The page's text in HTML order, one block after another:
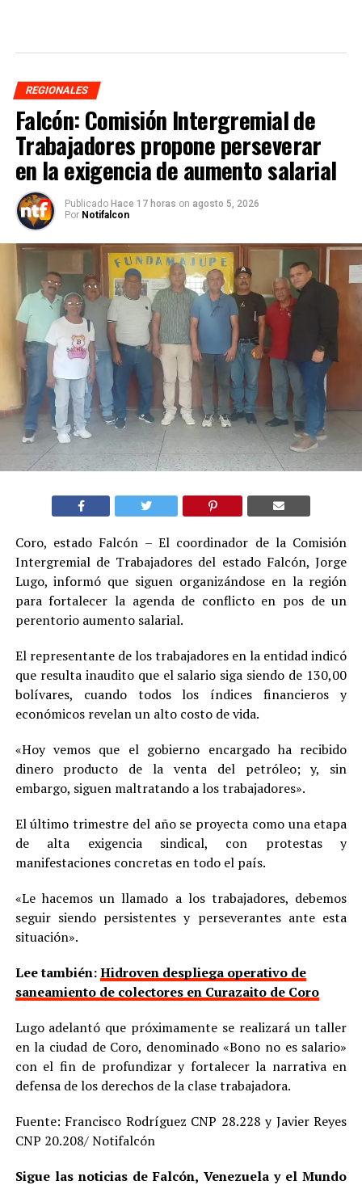
REGIONALES
Falcón: Comisión Intergremial de
Trabajadores propone perseverar
en la exigencia de aumento salarial
Publicado Hace 17 horas on agosto 5, 2026
Por Notifalcon
Coro, estado Falcón – El coordinador de la Comisión
Intergremial de Trabajadores del estado Falcón, Jorge
Lugo, informó que siguen organizándose en la región
para fortalecer la agenda de conflicto en pos de un
perentorio aumento salarial.
El representante de los trabajadores en la entidad indicó
que resulta inaudito que el salario siga siendo de 130,00
bolívares, cuando todos los índices financieros y
económicos revelan un alto costo de vida.
«Hoy vemos que el gobierno encargado ha recibido
dinero producto de la venta del petróleo; y, sin
embargo, siguen maltratando a los trabajadores».
El último trimestre del año se proyecta como una etapa
de alta exigencia sindical, con protestas y
manifestaciones concretas en todo el país.
«Le hacemos un llamado a los trabajadores, debemos
seguir siendo persistentes y perseverantes ante esta
situación».
Lee también:Hidroven despliega operativo de
saneamiento de colectores en Curazaito de Coro
Lugo adelantó que próximamente se realizará un taller
en la ciudad de Coro, denominado «Bono no es salario»
con el fin de profundizar y fortalecer la narrativa en
defensa de los derechos de la clase trabajadora.
Fuente: Francisco Rodríguez CNP 28.228 y Javier Reyes
CNP 20.208/ Notifalcón
Sigue las noticias de Falcón, Venezuela y el Mundo